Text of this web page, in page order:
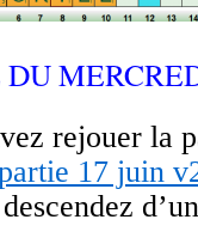
rejouer la
17 juin